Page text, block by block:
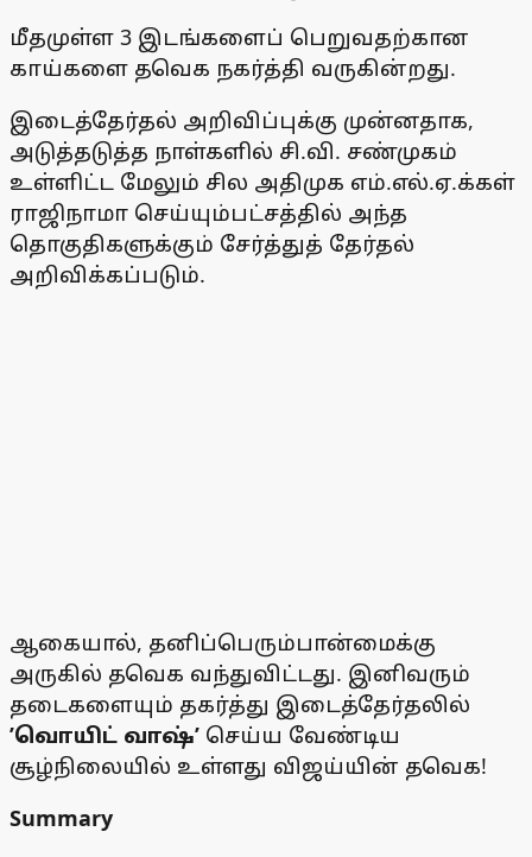
மீதமுள்ள 3 இடங்களைப் பெறுவதற்கான
காய்களை தவெக நகர்த்தி வருகின்றது.
இடைத்தேர்தல் அறிவிப்புக்கு முன்னதாக,
அடுத்தடுத்த நாள்களில் சி.வி. சண்முகம்
உள்ளிட்ட மேலும் சில அதிமுக எம்.எல்.ஏ.க்கள்
ராஜிநாமா செய்யும்பட்சத்தில் அந்த
தொகுதிகளுக்கும் சேர்த்துத் தேர்தல்
அறிவிக்கப்படும்.
ஆகையால், தனிப்பெரும்பான்மைக்கு
அருகில் தவெக வந்துவிட்டது. இனிவரும்
தடைகளையும் தகர்த்து இடைத்தேர்தலில்
’வொயிட் வாஷ்’ செய்ய வேண்டிய
சூழ்நிலையில் உள்ளது விஜய்யின் தவெக!
Summary